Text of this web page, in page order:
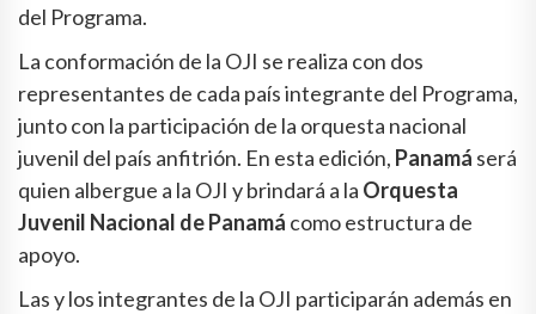
del Programa.
La conformación de la OJI se realiza con dos
representantes de cada país integrante del Programa,
junto con la participación de la orquesta nacional
juvenil del país anfitrión. En esta edición, Panamá será
quien albergue a la OJI y brindará a la Orquesta
Juvenil Nacional de Panamá como estructura de
apoyo.
Las y los integrantes de la OJI participarán además en